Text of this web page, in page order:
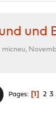
und
Pages 1 2 3